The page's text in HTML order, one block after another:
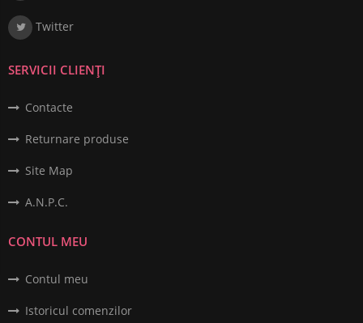
Twitter
SERVICII CLIENȚI
Contacte
Returnare produse
Site Map
A.N.P.C.
CONTUL MEU
Contul meu
Istoricul comenzilor